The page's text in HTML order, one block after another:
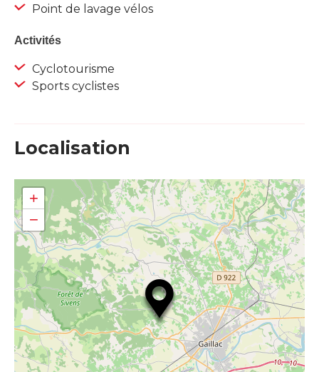
Point de lavage vélos
Activités
Cyclotourisme
Sports cyclistes
Localisation
+
−